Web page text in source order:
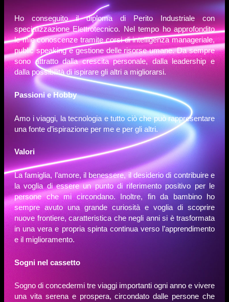
Ho conseguito il diploma di Perito Industriale con
specializzazione Elettrotecnico. Nel tempo ho approfondito
le mie conoscenze tramite corsi di intelligenza manageriale,
public speaking e gestione delle risorse umane. Da sempre
sono attratto dalla crescita personale, dalla leadership e
dalla possibilità di ispirare gli altri a migliorarsi.
Passioni e Hobby
Amo i viaggi, la tecnologia e tutto ciò che può rappresentare
una fonte d’ispirazione per me e per gli altri.
Valori
La famiglia, l’amore, il benessere, il desiderio di contribuire e
la voglia di essere un punto di riferimento positivo per le
persone che mi circondano. Inoltre, fin da bambino ho
sempre avuto una grande curiosità e voglia di scoprire
nuove frontiere, caratteristica che negli anni si è trasformata
in una vera e propria spinta continua verso l’apprendimento
e il miglioramento.
Sogni nel cassetto
Sogno di concedermi tre viaggi importanti ogni anno e vivere
una vita serena e prospera, circondato dalle persone che